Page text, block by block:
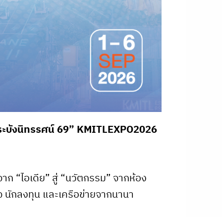
บังนิทรรศน์ 69” KMITLEXPO2026
“ไอเดีย” สู่ “นวัตกรรม” จากห้อง
กลงทุน และเครือข่ายจากนานา